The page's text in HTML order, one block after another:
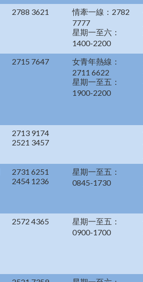
2788 3621
情牽一線：2782
7777
星期一至六：
1400-2200
2715 7647
女青年熱線：
2711 6622
星期一至五：
1900-2200
2713 9174
2521 3457
2731 6251
2454 1236
星期一至五：
0845-1730
2572 4365
星期一至五：
0900-1700